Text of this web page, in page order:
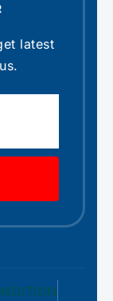
latest